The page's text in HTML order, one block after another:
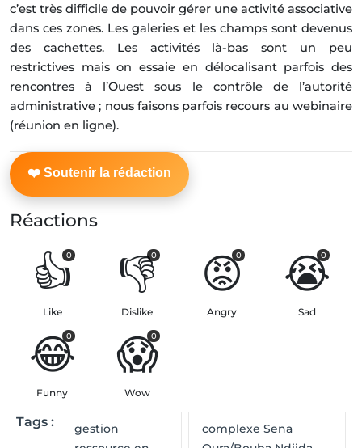
c’est très difficile de pouvoir gérer une activité associative
dans ces zones. Les galeries et les champs sont devenus
des cachettes. Les activités là-bas sont un peu
restrictives mais on essaie en délocalisant parfois des
rencontres à l’Ouest sous le contrôle de l’autorité
administrative ; nous faisons parfois recours au webinaire
(réunion en ligne).
Réactions
👍
0
Like
👎
0
Dislike
😡
0
Angry
😭
0
Sad
😂
0
Funny
😱
0
Wow
Tags :
gestion
complexe Sena